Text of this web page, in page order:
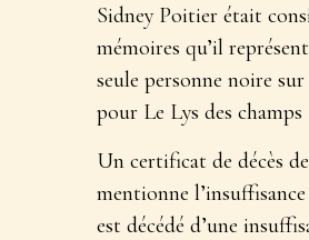
Sidney Poitier était
mémoires qu’il
seule personne noire
pour Le Lys des
Un certificat de décès
mentionne
est décédé d’une